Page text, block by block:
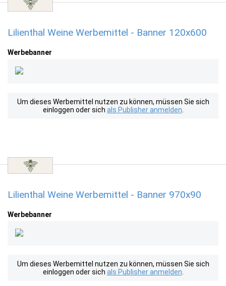
Lilienthal Weine Werbemittel - Banner 120x600
Werbebanner
Um dieses Werbemittel nutzen zu können, müssen Sie sich
einloggen oder sich als Publisher anmelden
Lilienthal Weine Werbemittel - Banner 970x90
Werbebanner
Um dieses Werbemittel nutzen zu können, müssen Sie sich
einloggen oder sich als Publisher anmelden